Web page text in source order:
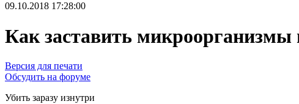
09.10.2018 17:28:00
Как заставить микроорганизмы
Версия для печати
Обсудить на форуме
Убить заразу изнутри